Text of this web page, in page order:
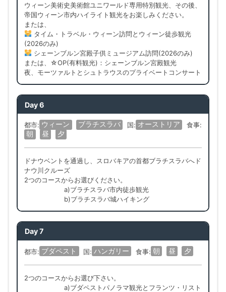
ウィーン美術史美術館ユニワールド専用特別観光、その後、
帝国ウィーン市内ハイライト観光をお楽しみください。
または、
タイム・トラベル・ウィーン訪問とウィーン徒歩観光
(2026のみ)
シェーンブルン宮殿子供ミュージアム訪問(2026のみ)
または、☆OP(有料観光)：シェーンブルン宮殿観光
夜、モーツァルトとシュトラウスのプライベートコンサート
Day 6
都市: ウィーン ブラチスラバ 国: オーストリア 食事:
朝 昼 夕
ドナウベントを通過し、スロバキアの首都ブラチスラバへド
ナウ川クルーズ
2つのコースからお選びください。
a)ブラチスラバ市内徒歩観光
b)ブラチスラバ城ハイキング
Day 7
都市: ブダペスト 国: ハンガリー 食事: 朝 昼 夕
2つのコースからお選び下さい。
a)ブダペストパノラマ観光とフランツ・リスト